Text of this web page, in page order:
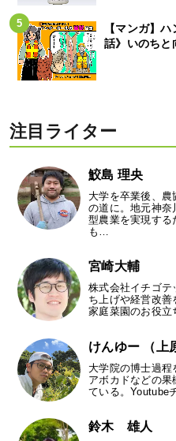
【マンガ】
話》いのちと
注目ライター
鮫島 理央
大学を卒業後、
の道に。地元神奈
型農業を実現する
も…
宮崎大輔
株式会社イチゴテ
ち上げや経営改
家庭菜園のお役
けんゆー （上
大学院の博士過
アボカドなどの果
ている。Youtube
鈴木 雄人